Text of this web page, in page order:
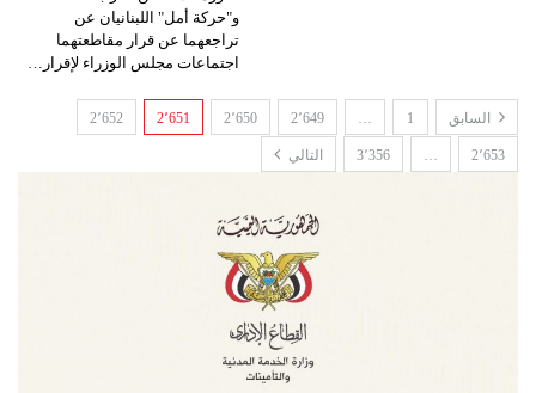
و"حركة أمل" اللبنانيان عن
تراجعهما عن قرار مقاطعتهما
اجتماعات مجلس الوزراء لإقرار…
السابق 1
… 2٬649 2٬650 2٬651 2٬652
2٬653 … 3٬356 التالي